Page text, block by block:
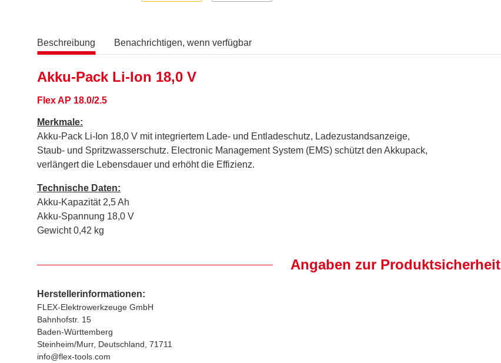
Beschreibung Benachrichtigen, wenn verfügbar
Akku-Pack Li-Ion 18,0 V
Flex AP 18.0/2.5
Merkmale:
Akku-Pack Li-Ion 18,0 V mit integriertem Lade- und Entladeschutz, Ladezustandsanzeige,
Staub- und Spritzwasserschutz. Electronic Management System (EMS) schützt den Akkupack,
verlängert die Lebensdauer und erhöht die Effizienz.
Technische Daten:
Akku-Kapazität 2,5 Ah
Akku-Spannung 18,0 V
Gewicht 0,42 kg
Angaben zur Produktsicherheit
Herstellerinformationen:
FLEX-Elektrowerkzeuge GmbH
Bahnhofstr. 15
Baden-Württemberg
Steinheim/Murr, Deutschland, 71711
info@flex-tools.com